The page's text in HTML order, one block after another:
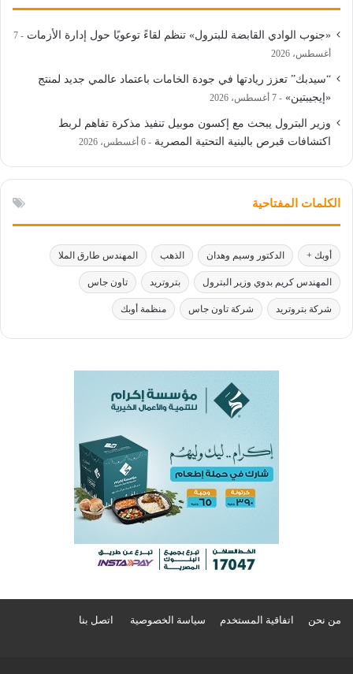
«جنوب الوادي القابضة للبترول» تنظم لقاءً توعويًا حول إدارة الأزمات
7
أغسطس، 2026
“سيدبك” تعزز ريادتها في جودة الخامات باعتماد عالمي جديد لمنتج
«إيجيبتين»
7 أغسطس، 2026
وزير البترول يبحث مع إكسون موبيل تنفيذ مذكرة تفاهم لربط
اكتشافات قبرص بالبنية التحتية المصرية
6 أغسطس، 2026
الكلمات المفتاحية
أوبك + الدكتور وسيم وهدان الذهب المهندس طارق الملا
المهندس كريم بدوي وزير البترول بتروتريد تاون جاس
شركة بتروتريد شركة تاون جاس منظمة أوبك
من نحن اتفاقية المستخدم سياسة الخصوصية اتصل بنا